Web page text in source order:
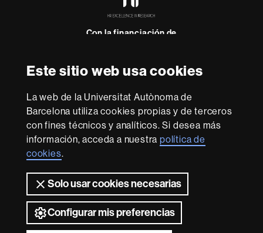
Este sitio web usa cookies
La web de la Universitat Autònoma de
Barcelona utiliza cookies propias y de terceros
con fines técnicos y analíticos. Si desea más
información, acceda a nuestrapolítica de
cookies.
Solo usar cookies necesarias
Configurar mis preferencias
-
Con la financiación de
esta
web Aviso legal Protección de datos Sobre el
web
Accesibilidad web Mapa del web UAB
Somos una universidad líder que imparte una docencia
flexible, adecuada a las necesidades de la sociedad y
adaptada a los nuevos modelos de la Europa del
conocimiento. La UAB es reconocida internacionalmente
por la calidad y el carácter innovador de su investigación.